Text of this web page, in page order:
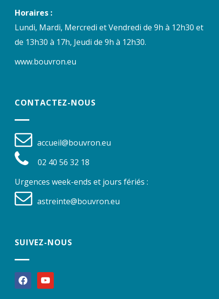
Horaires :
Lundi, Mardi, Mercredi et Vendredi de 9h à 12h30 et
de 13h30 à 17h, Jeudi de 9h à 12h30.
www.bouvron.eu
CONTACTEZ-NOUS
accueil@bouvron.eu
02 40 56 32 18
Urgences week-ends et jours fériés :
astreinte@bouvron.eu
SUIVEZ-NOUS
facebookyoutube